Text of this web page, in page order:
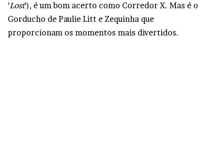
‘Lost‘), é um bom acerto como Corredor X. Mas é o
Gorducho de Paulie Litt e Zequinha que
proporcionam os momentos mais divertidos.